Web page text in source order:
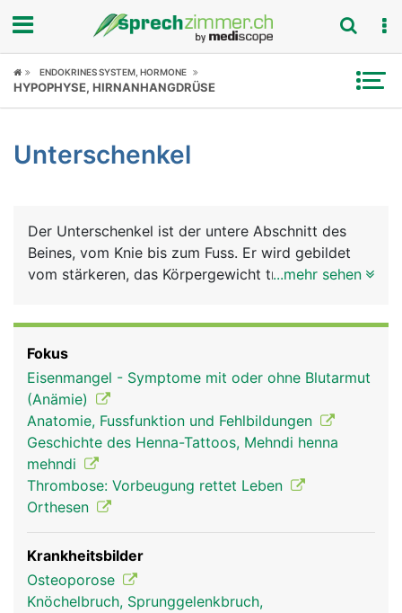
Fokus
Symptome
News
Rubriken
ENDOKRINES SYSTEM, HORMONE
HYPOPHYSE, HIRNANHANGDRÜSE
Unterschenkel
Der Unterschenkel ist der untere Abschnitt des
Beines, vom Knie bis zum Fuss. Er wird gebildet
vom stärkeren, das Körpergewicht tragenden
Unterschenkelmuskeln sind für die Beugung und
Streckung im Sprunggelenk zuständig und
teilweise auch für die Hebung und Senkung der
Zehen und für die Beugung im Knie.
...mehr sehen
Fokus
Eisenmangel - Symptome mit oder ohne Blutarmut
(Anämie)
Anatomie, Fussfunktion und Fehlbildungen
Geschichte des Henna-Tattoos, Mehndi henna
mehndi
Thrombose: Vorbeugung rettet Leben
Orthesen
Krankheitsbilder
Osteoporose
Knöchelbruch, Sprunggelenkbruch,